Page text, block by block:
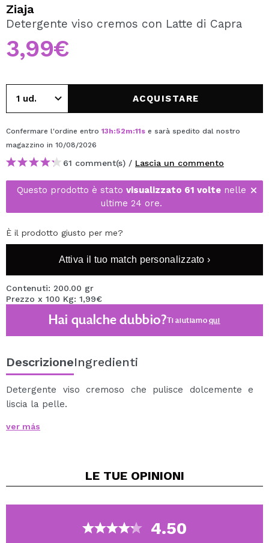
Creando un account su Maquibeauty.it potrai fare i tuoi
acquisti velocemente, controllare lo stato dei tuoi ordini e
consultare le tue operazioni precedenti.
CREARE UN ACCOUNT
Ziaja
Detergente viso cremos con Latte di Capra
3,99€
ACQUISTARE
Confermare l'ordine entro 13h:52m:11s e sarà spedito dal nostro
magazzino in 10/08/2026
61 comment(s) / Lascia un commento
Questo prodotto è stato visualizzato 61 volte nelle
ultime 24 ore.
È il prodotto giusto per me?
Attiva il tuo match personalizzato ›
Contenuti: 200.00 gr
Prezzo x 100 Kg: 1,99€
Hai qualche dubbio?Ti aiutiamoqui
DescrizioneIngredienti
Detergente viso cremoso che pulisce dolcemente e
liscia la pelle.
Non crea schiuma.
Testato dermatologicamente.
emolienti naturali di olio di oliva, burro di karité, acido
ialuronico e vitamina E.
ver más
LE TUE OPINIONI
4.50